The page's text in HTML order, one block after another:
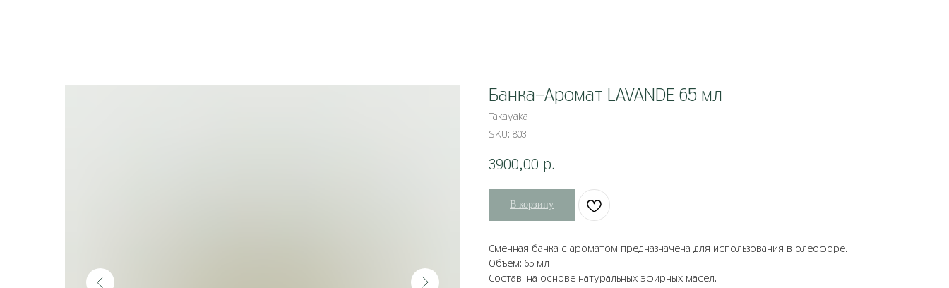
Банка-Аромат LAVANDE 65 мл
Takayaka
SKU: 803
3900,00 р.
В корзину
Сменная банка с ароматом предназначена для использования в олеофоре.
Объем: 65 мл
Состав: на основе натуральных эфирных масел.